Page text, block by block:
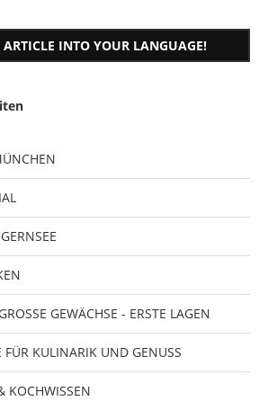
INTO YOUR LANGUAGE!
GEWÄCHSE - ERSTE LAGEN
FÜR KULINARIK UND GENUSS
KOCHWISSEN